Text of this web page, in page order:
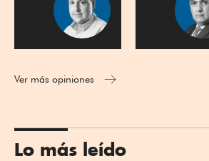
Ver más opiniones
Lo más leído